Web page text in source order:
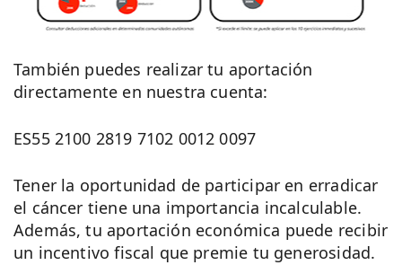
También puedes realizar tu aportación
directamente en nuestra cuenta:
ES55 2100 2819 7102 0012 0097
Tener la oportunidad de participar en erradicar
el cáncer tiene una importancia incalculable.
Además, tu aportación económica puede recibir
un incentivo fiscal que premie tu generosidad.